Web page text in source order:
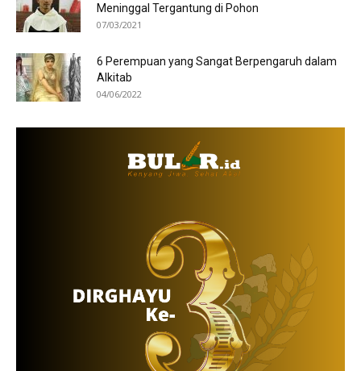
Meninggal Tergantung di Pohon
07/03/2021
6 Perempuan yang Sangat Berpengaruh dalam
Alkitab
04/06/2022